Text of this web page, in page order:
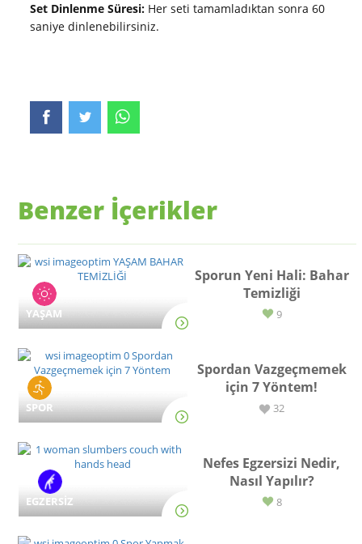
Set Dinlenme Süresi: Her seti tamamladıktan sonra 60
saniye dinlenebilirsiniz.
Benzer İçerikler
YAŞAM
Sporun Yeni Hali: Bahar
Temizliği
9
SPOR
Spordan Vazgeçmemek
için 7 Yöntem!
32
EGZERSİZ
Nefes Egzersizi Nedir,
Nasıl Yapılır?
8